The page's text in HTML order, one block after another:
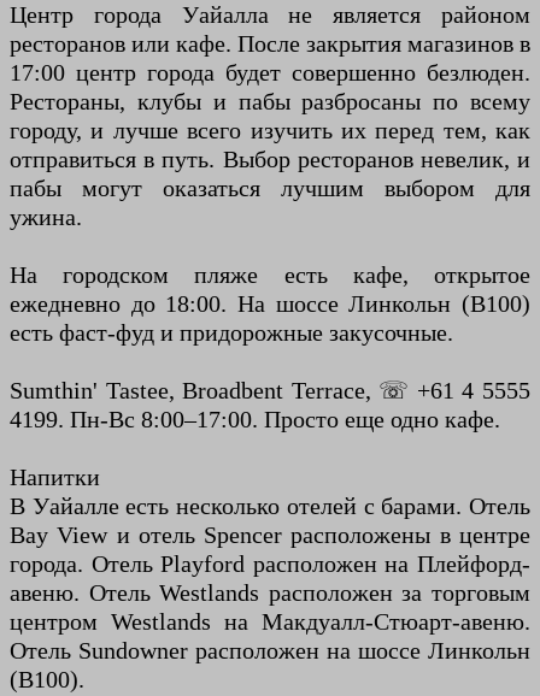
Центр города Уайалла не является районом
ресторанов или кафе. После закрытия магазинов в
17:00 центр города будет совершенно безлюден.
Рестораны, клубы и пабы разбросаны по всему
городу, и лучше всего изучить их перед тем, как
отправиться в путь. Выбор ресторанов невелик, и
пабы могут оказаться лучшим выбором для
ужина.
На городском пляже есть кафе, открытое
ежедневно до 18:00. На шоссе Линкольн (B100)
есть фаст-фуд и придорожные закусочные.
Sumthin' Tastee, Broadbent Terrace, ☏ +61 4 5555
4199. Пн-Вс 8:00–17:00. Просто еще одно кафе.
Напитки
В Уайалле есть несколько отелей с барами. Отель
Bay View и отель Spencer расположены в центре
города. Отель Playford расположен на Плейфорд-
авеню. Отель Westlands расположен за торговым
центром Westlands на Макдуалл-Стюарт-авеню.
Отель Sundowner расположен на шоссе Линкольн
(B100).